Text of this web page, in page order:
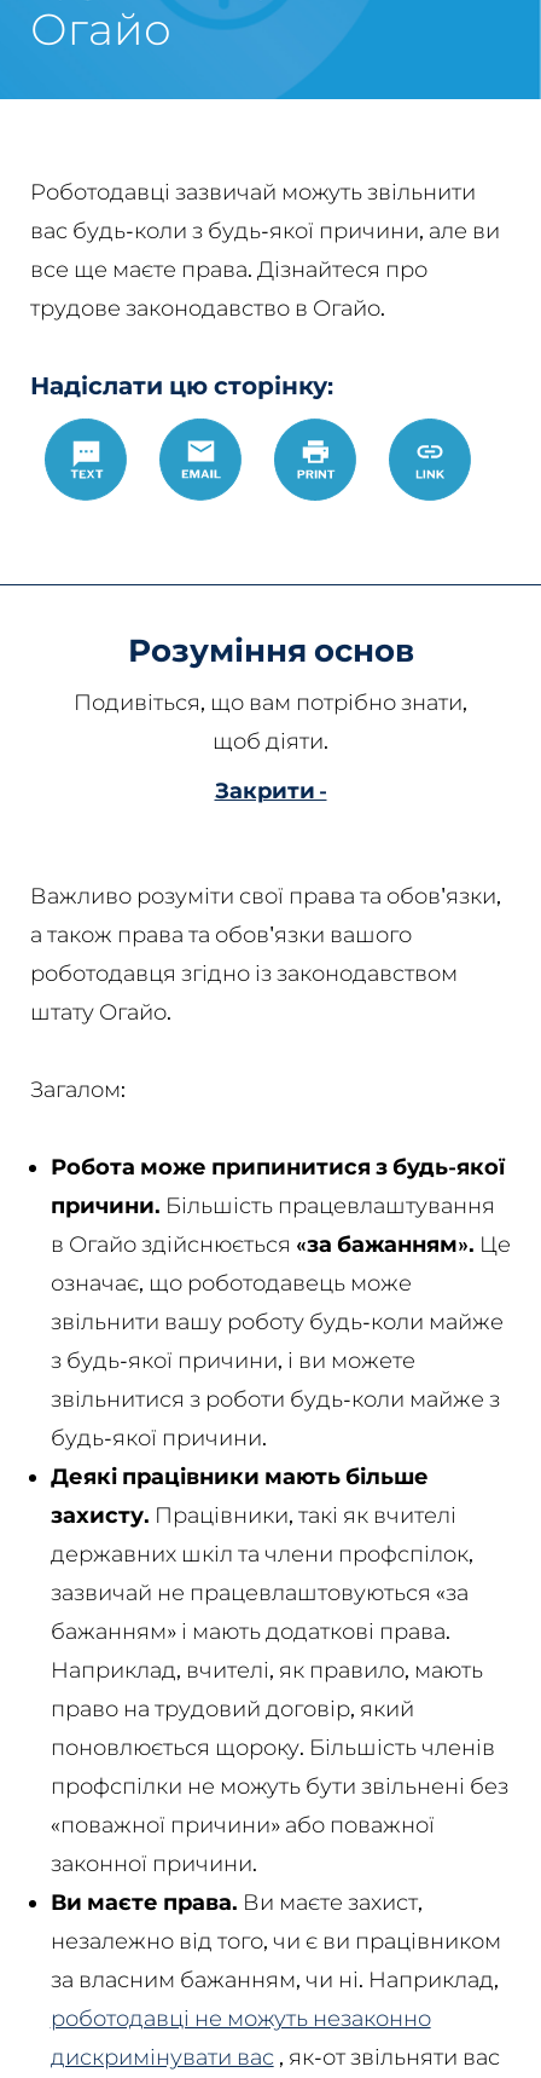
Огайо
Роботодавці зазвичай можуть звільнити
вас будь-коли з будь-якої причини, але ви
все ще маєте права. Дізнайтеся про
трудове законодавство в Огайо.
Надіслати цю сторінку:
Text
Email Роздрукувати
https://
pravo-
Link
Розуміння основ
Подивіться, що вам потрібно знати,
щоб діяти.
Закрити -
Важливо розуміти свої права та обов'язки,
а також права та обов'язки вашого
роботодавця згідно із законодавством
штату Огайо.
Загалом:
Робота може припинитися з будь-якої
причини. Більшість працевлаштування
в Огайо здійснюється «за бажанням». Це
означає, що роботодавець може
звільнити вашу роботу будь-коли майже
з будь-якої причини, і ви можете
звільнитися з роботи будь-коли майже з
будь-якої причини.
Деякі працівники мають більше
захисту. Працівники, такі як вчителі
державних шкіл та члени профспілок,
зазвичай не працевлаштовуються «за
бажанням» і мають додаткові права.
Наприклад, вчителі, як правило, мають
право на трудовий договір, який
поновлюється щороку. Більшість членів
профспілки не можуть бути звільнені без
«поважної причини» або поважної
законної причини.
Ви маєте права. Ви маєте захист,
незалежно від того, чи є ви працівником
за власним бажанням, чи ні. Наприклад,
роботодавці не можуть незаконно
дискримінувати вас , як-от звільняти вас